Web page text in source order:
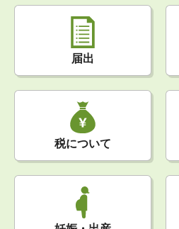
届出
税について